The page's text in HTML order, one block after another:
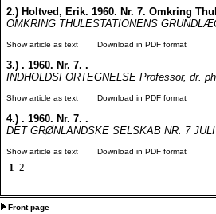
2.) Holtved, Erik. 1960. Nr. 7. Omkring
OMKRING THULESTATIONENS
Show article as text Download in PDF format
3.) . 1960. Nr. 7. .
INDHOLDSFORTEGNELSE Professor, dr.
Show article as text Download in PDF format
4.) . 1960. Nr. 7. .
DET GRØNLANDSKE SELSKAB NR. 7
Show article as text Download in PDF format
1 2
Front page